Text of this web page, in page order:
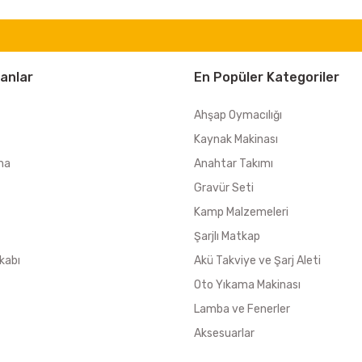
En Popüler Kategoriler
Ahşap Oymacılığı
Kaynak Makinası
Anahtar Takımı
Gravür Seti
Kamp Malzemeleri
Şarjlı Matkap
Akü Takviye ve Şarj Aleti
Oto Yıkama Makinası
Lamba ve Fenerler
Aksesuarlar